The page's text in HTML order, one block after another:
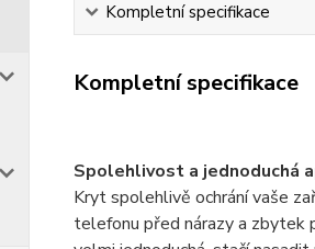
Kompletní specifikace
Kompletní specifikace
Spolehlivost a jednoduchá
Kryt spolehlivě ochrání vaše
telefonu před nárazy a zbytek